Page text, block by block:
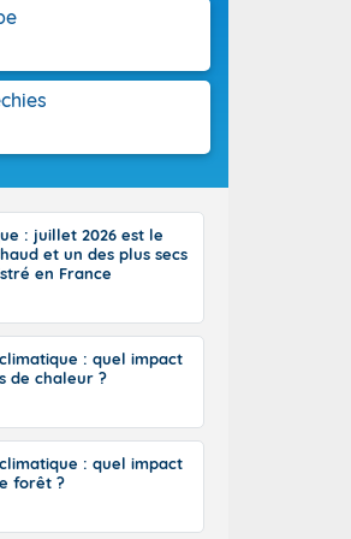
: juillet 2026 est le
et un des plus secs
en France
: quel impact
de chaleur ?
: quel impact
forêt ?